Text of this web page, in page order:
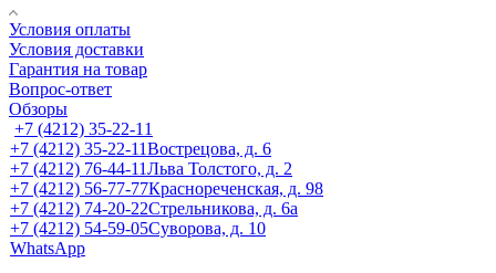
Условия оплаты
Условия доставки
Гарантия на товар
Вопрос-ответ
Обзоры
+7 (4212) 35-22-11
+7 (4212) 35-22-11Вострецова, д. 6
+7 (4212) 76-44-11Льва Толстого, д. 2
+7 (4212) 56-77-77Краснореченская, д. 98
+7 (4212) 74-20-22Стрельникова, д. 6а
+7 (4212) 54-59-05Суворова, д. 10
WhatsApp